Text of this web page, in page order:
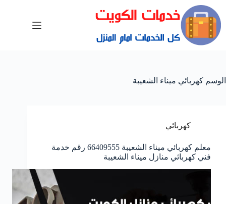
الوسم كهربائي ميناء الشعيبة
كهربائي
معلم كهربائي ميناء الشعيبة 66409555 رقم خدمة
فني كهربائي منازل ميناء الشعيبة